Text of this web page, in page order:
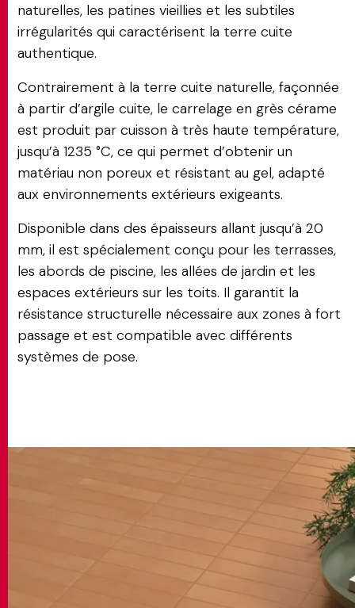
naturelles, les patines vieillies et les subtiles
irrégularités qui caractérisent la terre cuite
authentique.
Contrairement à la terre cuite naturelle, façonnée
à partir d’argile cuite, le carrelage en grès cérame
est produit par cuisson à très haute température,
jusqu’à 1235 °C, ce qui permet d’obtenir un
matériau non poreux et résistant au gel, adapté
aux environnements extérieurs exigeants.
Disponible dans des épaisseurs allant jusqu’à 20
mm, il est spécialement conçu pour les terrasses,
les abords de piscine, les allées de jardin et les
espaces extérieurs sur les toits. Il garantit la
résistance structurelle nécessaire aux zones à fort
passage et est compatible avec différents
systèmes de pose.